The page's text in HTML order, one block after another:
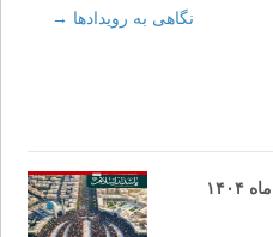
نگاهی به رویدادها →